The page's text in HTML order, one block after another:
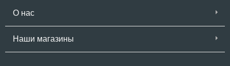
О нас
Наши магазины